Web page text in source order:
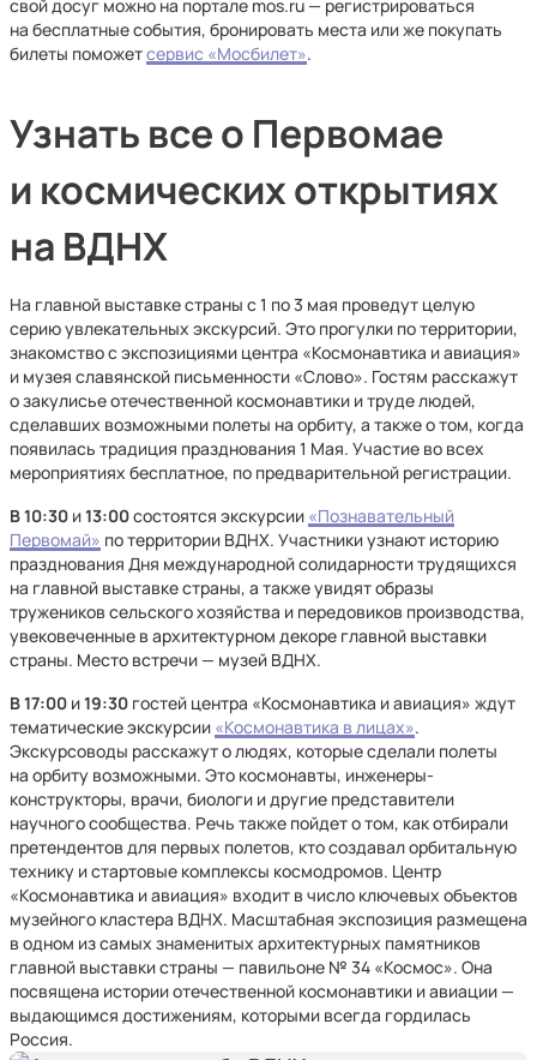
свой досуг можно на портале mos.ru — регистрироваться
на бесплатные события, бронировать места или же покупать
билеты поможетсервис «Мосбилет».
Узнать все о Первомае
и космических открытиях
на ВДНХ
На главной выставке страны с 1 по 3 мая проведут целую
серию увлекательных экскурсий. Это прогулки по территории,
знакомство с экспозициями центра «Космонавтика и авиация»
и музея славянской письменности «Слово». Гостям расскажут
о закулисье отечественной космонавтики и труде людей,
сделавших возможными полеты на орбиту, а также о том, когда
появилась традиция празднования 1 Мая. Участие во всех
мероприятиях бесплатное, по предварительной регистрации.
В 10:30 и13:00состоятся экскурсии «Познавательный
Первомай» по территории ВДНХ. Участники узнают историю
празднования Дня международной солидарности трудящихся
на главной выставке страны, а также увидят образы
тружеников сельского хозяйства и передовиков производства,
увековеченные в архитектурном декоре главной выставки
страны. Место встречи — музей ВДНХ.
В 17:00 и19:30 гостей центра «Космонавтика и авиация» ждут
тематические экскурсии «Космонавтика в лицах».
Экскурсоводы расскажут о людях, которые сделали полеты
на орбиту возможными. Это космонавты, инженеры-
конструкторы, врачи, биологи и другие представители
научного сообщества. Речь также пойдет о том, как отбирали
претендентов для первых полетов, кто создавал орбитальную
технику и стартовые комплексы космодромов. Центр
«Космонавтика и авиация» входит в число ключевых объектов
музейного кластера ВДНХ. Масштабная экспозиция размещена
в одном из самых знаменитых архитектурных памятников
главной выставки страны — павильоне № 34 «Космос». Она
посвящена истории отечественной космонавтики и авиации —
выдающимся достижениям, которыми всегда гордилась
Россия.